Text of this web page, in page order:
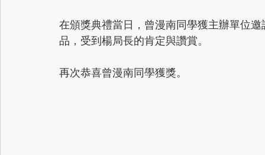
在頒獎典禮當日，曾漫南同學獲主辦單位
品，受到楊局長的肯定與讚賞。
再次恭喜曾漫南同學獲獎。